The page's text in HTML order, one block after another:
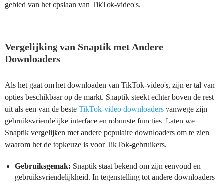
gebied van het opslaan van TikTok-video's.
Vergelijking van Snaptik met Andere
Downloaders
Als het gaat om het downloaden van TikTok-video's, zijn er tal van
opties beschikbaar op de markt. Snaptik steekt echter boven de rest
uit als een van de beste TikTok-video downloaders vanwege zijn
gebruiksvriendelijke interface en robuuste functies. Laten we
Snaptik vergelijken met andere populaire downloaders om te zien
waarom het de topkeuze is voor TikTok-gebruikers.
Gebruiksgemak: Snaptik staat bekend om zijn eenvoud en
gebruiksvriendelijkheid. In tegenstelling tot andere downloaders